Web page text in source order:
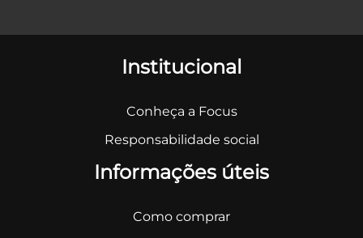
Institucional
Conheça a Focus
Responsabilidade social
Informações úteis
Como comprar